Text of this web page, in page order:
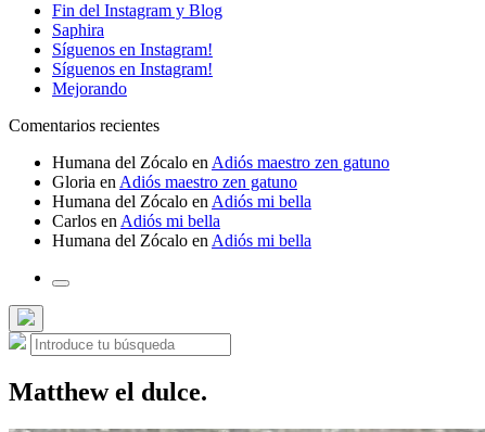
Fin del Instagram y Blog
Saphira
Síguenos en Instagram!
Síguenos en Instagram!
Mejorando
Comentarios recientes
Humana del Zócalo en Adiós maestro zen gatuno
Gloria en Adiós maestro zen gatuno
Humana del Zócalo en Adiós mi bella
Carlos en Adiós mi bella
Humana del Zócalo en Adiós mi bella
Alternar
de
búsqueda
Ocultar
la
superpuesta
Buscar: Buscar
Matthew el dulce.